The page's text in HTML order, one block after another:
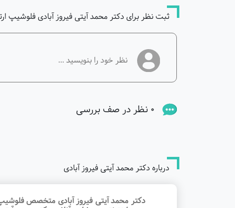
ثبت نظر برای دکتر محمد آیتی فیروز آبادی فلوشیپ
0 نظر در صف بررسی
درباره دکتر محمد آیتی فیروز آبادی
دکتر محمد آیتی فیروز آبادی متخصص